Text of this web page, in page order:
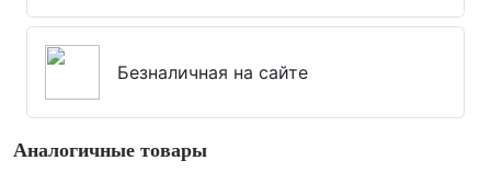
Безналичная на сайте
Аналогичные товары